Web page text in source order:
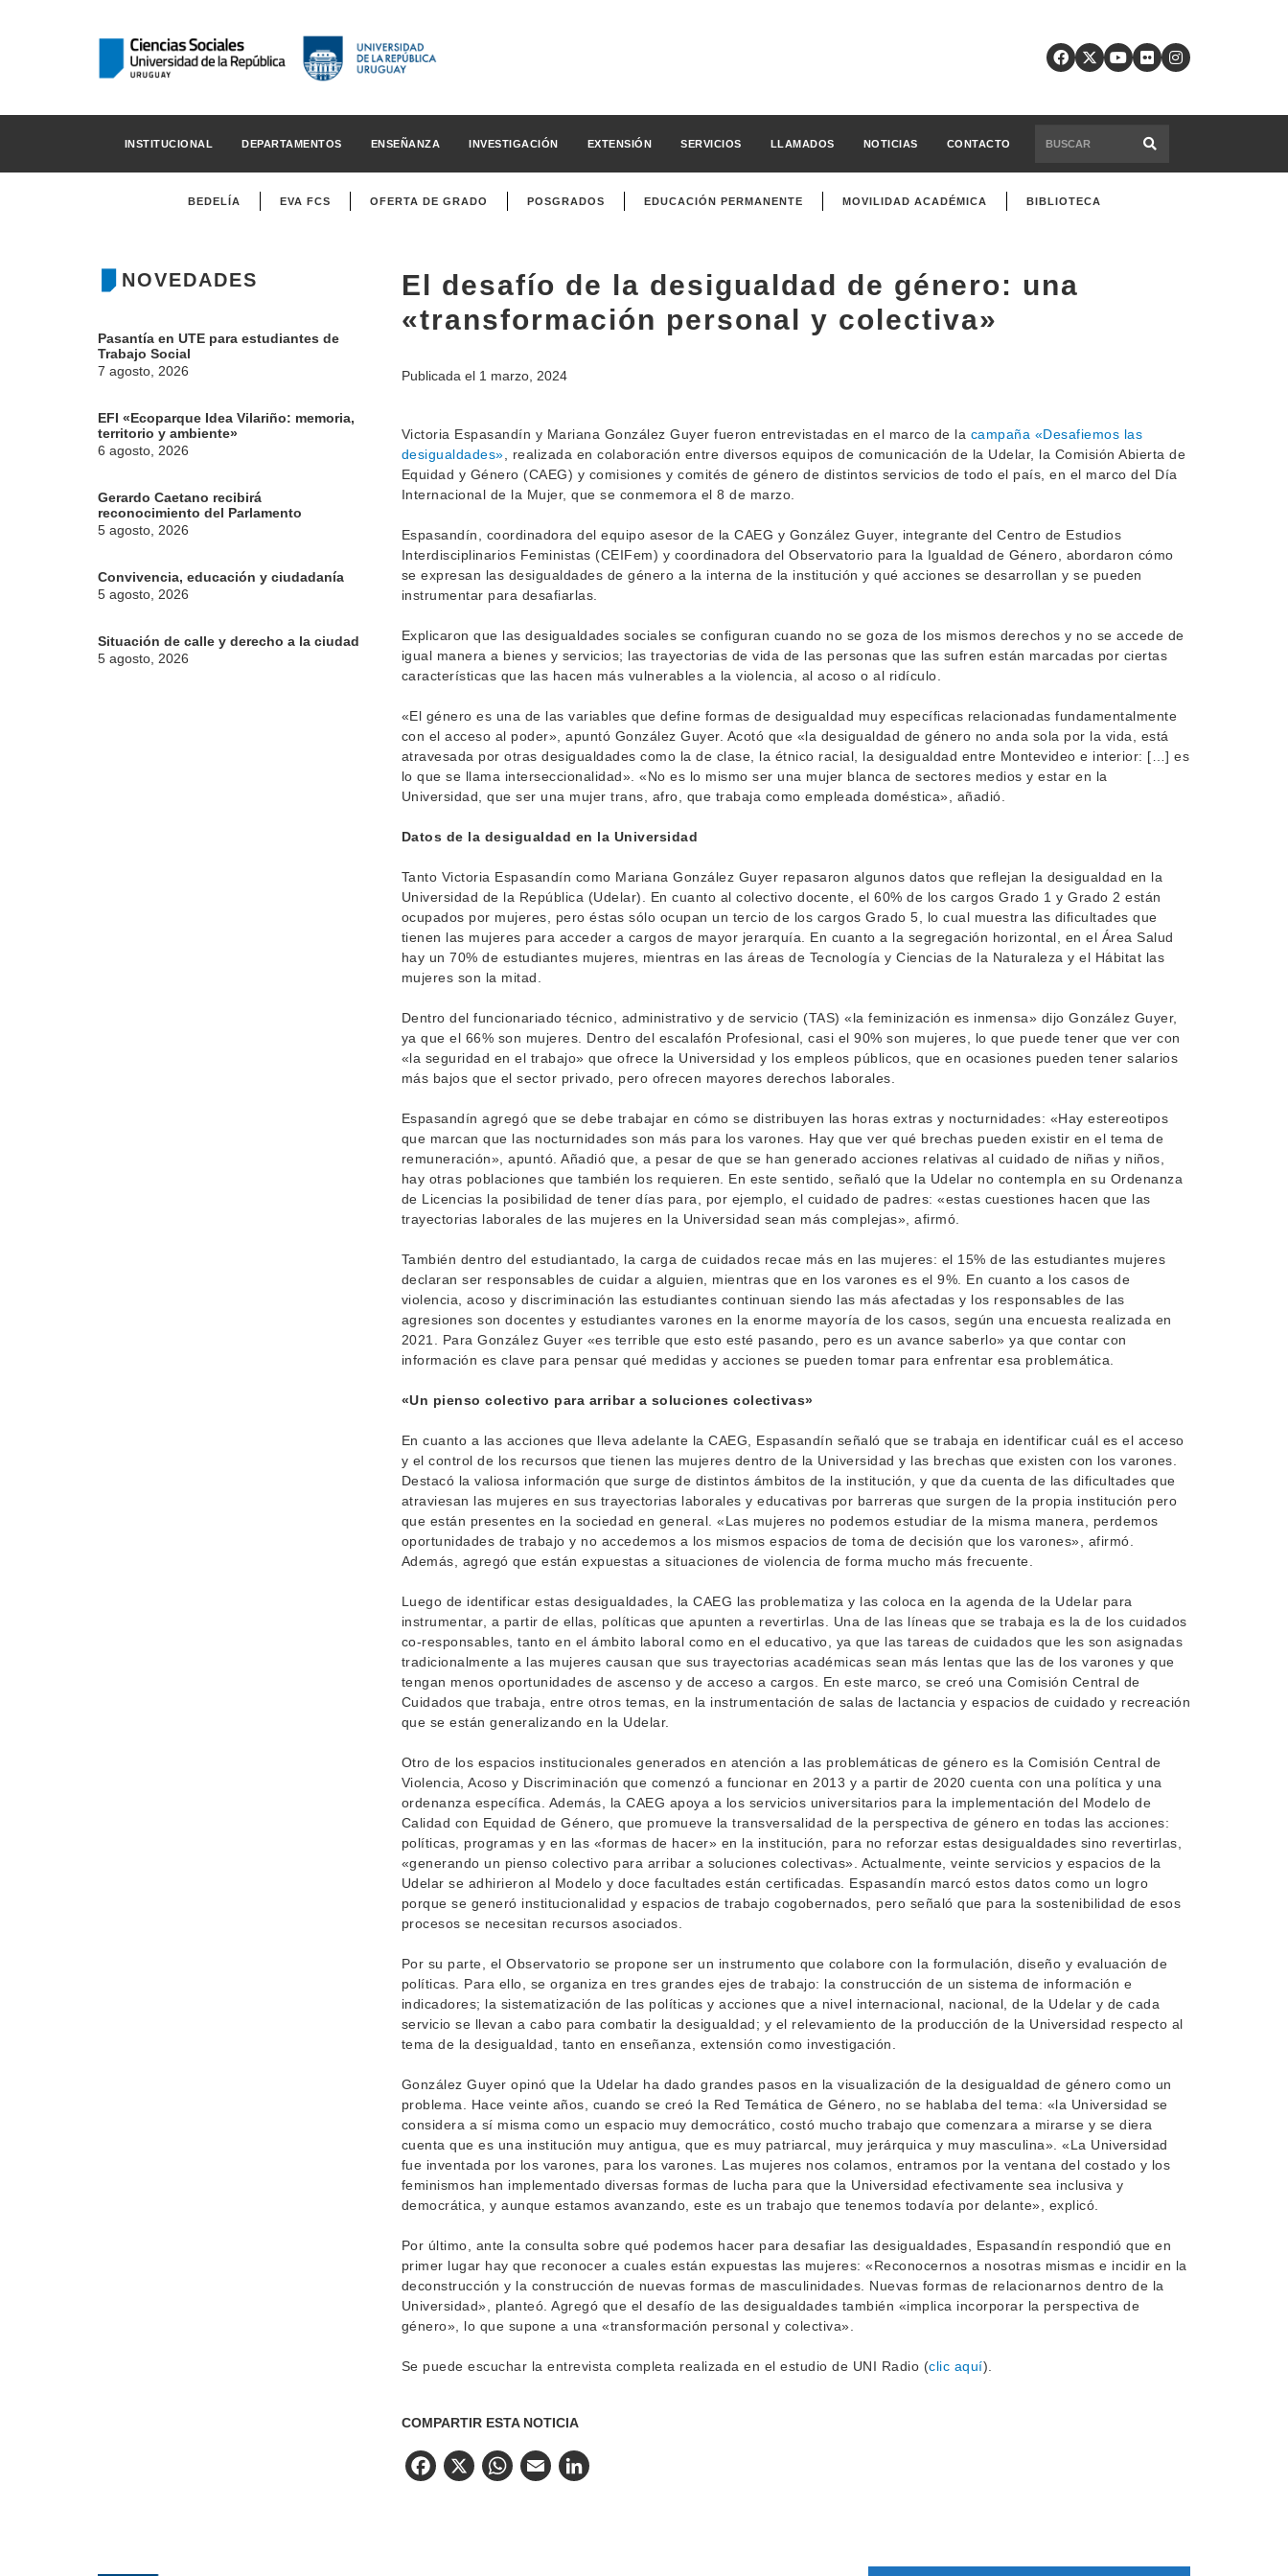
INSTITUCIONAL DEPARTAMENTOS ENSEÑANZA INVESTIGACIÓN EXTENSIÓN SERVICIOS LLAMADOS NOTICIAS CONTACTO
BEDELÍA EVA FCS OFERTA DE GRADO POSGRADOS EDUCACIÓN PERMANENTE MOVILIDAD ACADÉMICA BIBLIOTECA
NOVEDADES
Pasantía en UTE para estudiantes de
Trabajo Social
7 agosto, 2026
EFI «Ecoparque Idea Vilariño: memoria,
territorio y ambiente»
6 agosto, 2026
Gerardo Caetano recibirá
reconocimiento del Parlamento
5 agosto, 2026
Convivencia, educación y ciudadanía
5 agosto, 2026
Situación de calle y derecho a la ciudad
5 agosto, 2026
El desafío de la desigualdad de género: una
«transformación personal y colectiva»
Publicada el 1 marzo, 2024
Victoria Espasandín y Mariana González Guyer fueron entrevistadas en el marco de la campaña «Desafiemos las
desigualdades» , realizada en colaboración entre diversos equipos de comunicación de la Udelar, la Comisión Abierta de
Equidad y Género (CAEG) y comisiones y comités de género de distintos servicios de todo el país, en el marco del Día
Internacional de la Mujer, que se conmemora el 8 de marzo.
Espasandín, coordinadora del equipo asesor de la CAEG y González Guyer, integrante del Centro de Estudios
Interdisciplinarios Feministas (CEIFem) y coordinadora del Observatorio para la Igualdad de Género, abordaron cómo
se expresan las desigualdades de género a la interna de la institución y qué acciones se desarrollan y se pueden
instrumentar para desafiarlas.
Explicaron que las desigualdades sociales se configuran cuando no se goza de los mismos derechos y no se accede de
igual manera a bienes y servicios; las trayectorias de vida de las personas que las sufren están marcadas por ciertas
características que las hacen más vulnerables a la violencia, al acoso o al ridículo.
«El género es una de las variables que define formas de desigualdad muy específicas relacionadas fundamentalmente
con el acceso al poder», apuntó González Guyer. Acotó que «la desigualdad de género no anda sola por la vida, está
atravesada por otras desigualdades como la de clase, la étnico racial, la desigualdad entre Montevideo e interior: […] es
lo que se llama interseccionalidad». «No es lo mismo ser una mujer blanca de sectores medios y estar en la
Universidad, que ser una mujer trans, afro, que trabaja como empleada doméstica», añadió.
Datos de la desigualdad en la Universidad
Tanto Victoria Espasandín como Mariana González Guyer repasaron algunos datos que reflejan la desigualdad en la
Universidad de la República (Udelar). En cuanto al colectivo docente, el 60% de los cargos Grado 1 y Grado 2 están
ocupados por mujeres, pero éstas sólo ocupan un tercio de los cargos Grado 5, lo cual muestra las dificultades que
tienen las mujeres para acceder a cargos de mayor jerarquía. En cuanto a la segregación horizontal, en el Área Salud
hay un 70% de estudiantes mujeres, mientras en las áreas de Tecnología y Ciencias de la Naturaleza y el Hábitat las
mujeres son la mitad.
Dentro del funcionariado técnico, administrativo y de servicio (TAS) «la feminización es inmensa» dijo González Guyer,
ya que el 66% son mujeres. Dentro del escalafón Profesional, casi el 90% son mujeres, lo que puede tener que ver con
«la seguridad en el trabajo» que ofrece la Universidad y los empleos públicos, que en ocasiones pueden tener salarios
más bajos que el sector privado, pero ofrecen mayores derechos laborales.
Espasandín agregó que se debe trabajar en cómo se distribuyen las horas extras y nocturnidades: «Hay estereotipos
que marcan que las nocturnidades son más para los varones. Hay que ver qué brechas pueden existir en el tema de
remuneración», apuntó. Añadió que, a pesar de que se han generado acciones relativas al cuidado de niñas y niños,
hay otras poblaciones que también los requieren. En este sentido, señaló que la Udelar no contempla en su Ordenanza
de Licencias la posibilidad de tener días para, por ejemplo, el cuidado de padres: «estas cuestiones hacen que las
trayectorias laborales de las mujeres en la Universidad sean más complejas», afirmó.
También dentro del estudiantado, la carga de cuidados recae más en las mujeres: el 15% de las estudiantes mujeres
declaran ser responsables de cuidar a alguien, mientras que en los varones es el 9%. En cuanto a los casos de
violencia, acoso y discriminación las estudiantes continuan siendo las más afectadas y los responsables de las
agresiones son docentes y estudiantes varones en la enorme mayoría de los casos, según una encuesta realizada en
2021. Para González Guyer «es terrible que esto esté pasando, pero es un avance saberlo» ya que contar con
información es clave para pensar qué medidas y acciones se pueden tomar para enfrentar esa problemática.
«Un pienso colectivo para arribar a soluciones colectivas»
En cuanto a las acciones que lleva adelante la CAEG, Espasandín señaló que se trabaja en identificar cuál es el acceso
y el control de los recursos que tienen las mujeres dentro de la Universidad y las brechas que existen con los varones.
Destacó la valiosa información que surge de distintos ámbitos de la institución, y que da cuenta de las dificultades que
atraviesan las mujeres en sus trayectorias laborales y educativas por barreras que surgen de la propia institución pero
que están presentes en la sociedad en general. «Las mujeres no podemos estudiar de la misma manera, perdemos
oportunidades de trabajo y no accedemos a los mismos espacios de toma de decisión que los varones», afirmó.
Además, agregó que están expuestas a situaciones de violencia de forma mucho más frecuente.
Luego de identificar estas desigualdades, la CAEG las problematiza y las coloca en la agenda de la Udelar para
instrumentar, a partir de ellas, políticas que apunten a revertirlas. Una de las líneas que se trabaja es la de los cuidados
co-responsables, tanto en el ámbito laboral como en el educativo, ya que las tareas de cuidados que les son asignadas
tradicionalmente a las mujeres causan que sus trayectorias académicas sean más lentas que las de los varones y que
tengan menos oportunidades de ascenso y de acceso a cargos. En este marco, se creó una Comisión Central de
Cuidados que trabaja, entre otros temas, en la instrumentación de salas de lactancia y espacios de cuidado y recreación
que se están generalizando en la Udelar.
Otro de los espacios institucionales generados en atención a las problemáticas de género es la Comisión Central de
Violencia, Acoso y Discriminación que comenzó a funcionar en 2013 y a partir de 2020 cuenta con una política y una
ordenanza específica. Además, la CAEG apoya a los servicios universitarios para la implementación del Modelo de
Calidad con Equidad de Género, que promueve la transversalidad de la perspectiva de género en todas las acciones:
políticas, programas y en las «formas de hacer» en la institución, para no reforzar estas desigualdades sino revertirlas,
«generando un pienso colectivo para arribar a soluciones colectivas». Actualmente, veinte servicios y espacios de la
Udelar se adhirieron al Modelo y doce facultades están certificadas. Espasandín marcó estos datos como un logro
porque se generó institucionalidad y espacios de trabajo cogobernados, pero señaló que para la sostenibilidad de esos
procesos se necesitan recursos asociados.
Por su parte, el Observatorio se propone ser un instrumento que colabore con la formulación, diseño y evaluación de
políticas. Para ello, se organiza en tres grandes ejes de trabajo: la construcción de un sistema de información e
indicadores; la sistematización de las políticas y acciones que a nivel internacional, nacional, de la Udelar y de cada
servicio se llevan a cabo para combatir la desigualdad; y el relevamiento de la producción de la Universidad respecto al
tema de la desigualdad, tanto en enseñanza, extensión como investigación.
González Guyer opinó que la Udelar ha dado grandes pasos en la visualización de la desigualdad de género como un
problema. Hace veinte años, cuando se creó la Red Temática de Género, no se hablaba del tema: «la Universidad se
considera a sí misma como un espacio muy democrático, costó mucho trabajo que comenzara a mirarse y se diera
cuenta que es una institución muy antigua, que es muy patriarcal, muy jerárquica y muy masculina». «La Universidad
fue inventada por los varones, para los varones. Las mujeres nos colamos, entramos por la ventana del costado y los
feminismos han implementado diversas formas de lucha para que la Universidad efectivamente sea inclusiva y
democrática, y aunque estamos avanzando, este es un trabajo que tenemos todavía por delante», explicó.
Por último, ante la consulta sobre qué podemos hacer para desafiar las desigualdades, Espasandín respondió que en
primer lugar hay que reconocer a cuales están expuestas las mujeres: «Reconocernos a nosotras mismas e incidir en la
deconstrucción y la construcción de nuevas formas de masculinidades. Nuevas formas de relacionarnos dentro de la
Universidad», planteó. Agregó que el desafío de las desigualdades también «implica incorporar la perspectiva de
género», lo que supone a una «transformación personal y colectiva».
Se puede escuchar la entrevista completa realizada en el estudio de UNI Radio (clic aquí).
COMPARTIR ESTA NOTICIA
Facebook
X WhatsApp
Email